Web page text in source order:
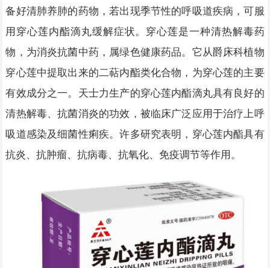
备好清肺养肺的药物，若出现季节性的呼吸道疾病，可服
用穿心莲内酯滴丸缓解症状。穿心莲是一种清热解毒药
物，为消炎抗菌中药，属绿色健康药品。它从爵床科植物
穿心莲中提取出来的二萜内酯类化合物，为穿心莲的主要
有效成分之一。天士力生产的穿心莲内酯滴丸具有良好的
清热解毒、抗菌消炎的功效，被临床广泛应用于治疗上呼
吸道感染及细菌性痢疾。许多研究表明，穿心莲内酯具有
抗炎、抗肿瘤、抗病毒、抗氧化、免疫调节等作用。